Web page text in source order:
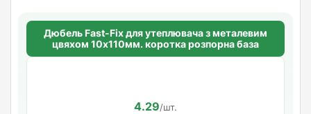
Дюбель Fast-Fix для утеплювача з металевим
цвяхом 10х110мм. коротка розпорна база
4.29/шт.